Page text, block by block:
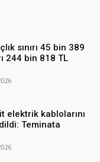
sınırı 45 bin 389
244 bin 818 TL
elektrik kablolarını
Teminata